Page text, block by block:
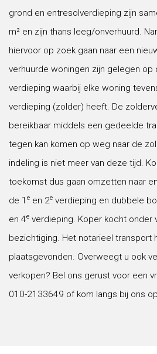
grond en entresolverdieping zijn
m² en zijn thans leeg/onverhuurd.
hiervoor op zoek gaan naar een
verhuurde woningen zijn gelegen op
verdieping waarbij elke woning
verdieping (zolder) heeft. De
bereikbaar middels een gedeelde
tegen kan komen op weg naar de
indeling is niet meer van deze tijd.
toekomst dus gaan omzetten naar
de 1 e en 2e verdieping en dubbele
en 4e verdieping. Koper kocht onder
bezichtiging. Het notarieel transport
plaatsgevonden. Overweegt u ook
verkopen? Bel ons gerust voor een
010-2133649 of kom langs bij ons